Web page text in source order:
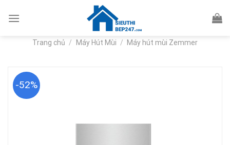
Trang chủ / Máy Hút Mùi / Máy hút mùi Zemmer
-52%